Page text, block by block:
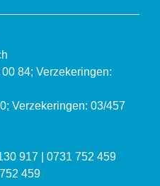
84; Verzekeringen:
Verzekeringen: 03/457
917 | 0731 752 459
459